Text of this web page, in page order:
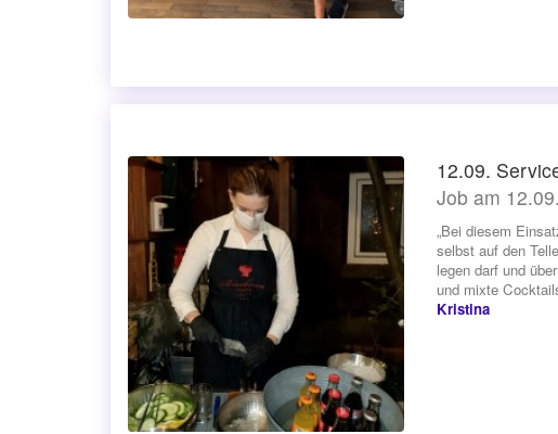
12.09.
Job am
„Bei diesem
selbst auf den
legen darf und
und mixte
Kristina